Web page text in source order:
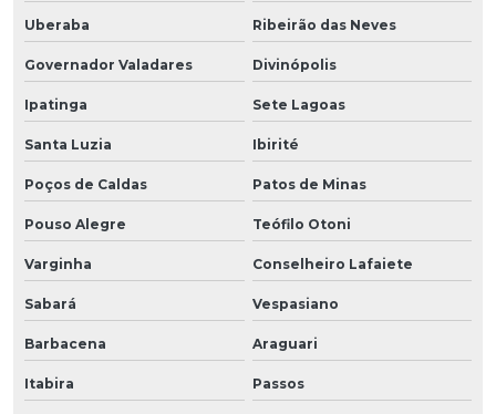
Uberaba Ribeirão das Neves
Governador Valadares Divinópolis
Ipatinga Sete Lagoas
Santa Luzia Ibirité
Poços de Caldas Patos de Minas
Pouso Alegre Teófilo Otoni
Varginha Conselheiro Lafaiete
Sabará Vespasiano
Barbacena Araguari
Itabira Passos